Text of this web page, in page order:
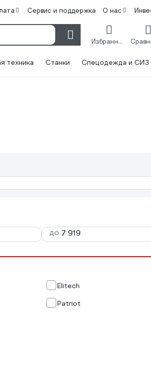
Сервис и поддержка О нас
Избранное
техника Станки Спецодежда и СИЗ
до
Elitech
Patriot